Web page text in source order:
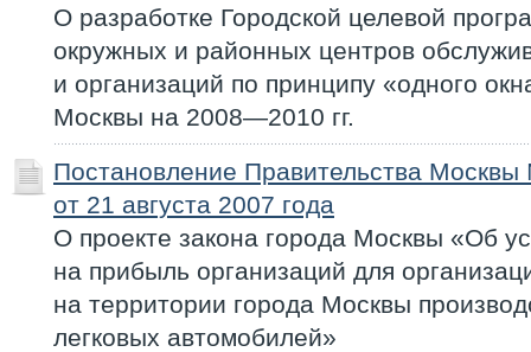
О разработке Городской целевой
окружных и районных центров
и организаций по принципу «одного
Москвы на 2008—2010 гг.
Постановление Правительства
от 21 августа 2007 года
О проекте закона города Москвы «Об
на прибыль организаций для
на территории города Москвы
легковых автомобилей»